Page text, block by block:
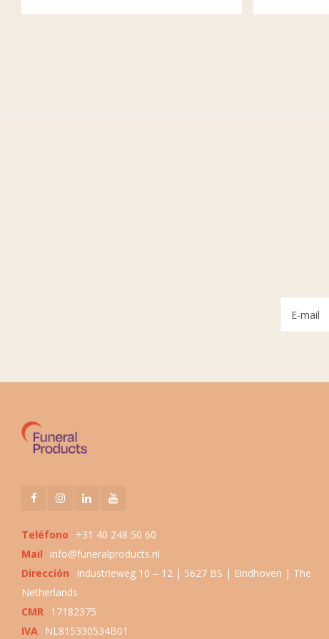
Teléfono
+31 40 248 50 60
Mail
info@funeralproducts.nl
Dirección
Industrieweg 10 – 12 | 5627 BS | Eindhoven | The
Netherlands
CMR 17182375
IVA
NL815330534B01